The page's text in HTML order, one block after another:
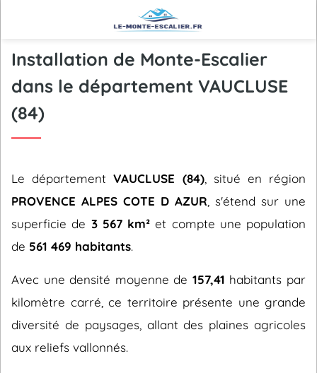
Installation de Monte-Escalier
dans le département VAUCLUSE
(84)
Le départementVAUCLUSE (84), situé en région
PROVENCE ALPES COTE D AZUR , s'étend sur une
superficie de 3 567 km² et compte une population
de 561 469 habitants.
Avec une densité moyenne de 157,41 habitants par
kilomètre carré, ce territoire présente une grande
diversité de paysages, allant des plaines agricoles
aux reliefs vallonnés.